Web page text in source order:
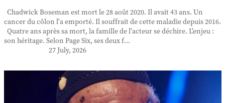
Chadwick Boseman est mort le 28 août 2020. Il avait 43 ans. Un
cancer du côlon l'a emporté. Il souffrait de cette maladie depuis 2016.
Quatre ans après sa mort, la famille de l'acteur se déchire. L'enjeu :
son héritage. Selon Page Six, ses deux f...
27 July, 2026